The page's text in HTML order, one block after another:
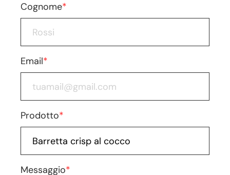
Cognome*
Email*
Prodotto*
Messaggio*